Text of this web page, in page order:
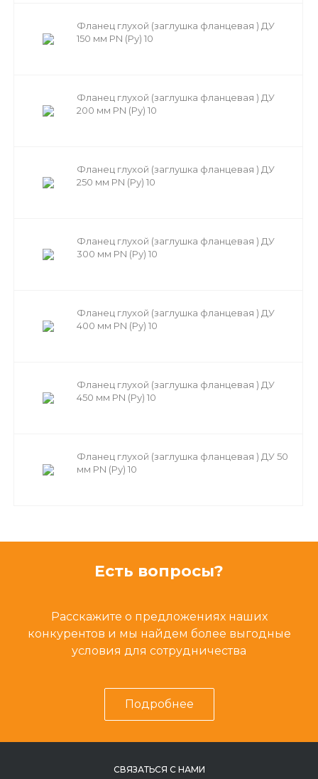
Фланец глухой (заглушка фланцевая ) ДУ
150 мм PN (Ру) 10
Фланец глухой (заглушка фланцевая ) ДУ
200 мм PN (Ру) 10
Фланец глухой (заглушка фланцевая ) ДУ
250 мм PN (Ру) 10
Фланец глухой (заглушка фланцевая ) ДУ
300 мм PN (Ру) 10
Фланец глухой (заглушка фланцевая ) ДУ
400 мм PN (Ру) 10
Фланец глухой (заглушка фланцевая ) ДУ
450 мм PN (Ру) 10
Фланец глухой (заглушка фланцевая ) ДУ 50
мм PN (Ру) 10
Есть вопросы?
Расскажите о предложениях наших
конкурентов и мы найдем более выгодные
условия для сотрудничества
Подробнее
СВЯЗАТЬСЯ С НАМИ